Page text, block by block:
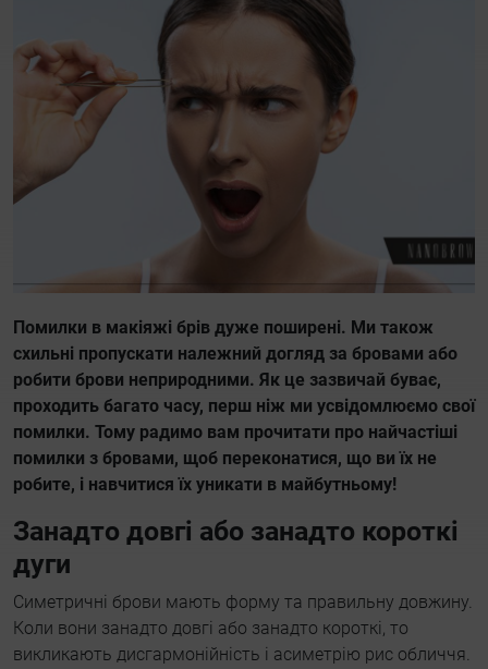
Помилки в макіяжі брів дуже поширені. Ми також
схильні пропускати належний догляд за бровами або
робити брови неприродними. Як це зазвичай буває,
проходить багато часу, перш ніж ми усвідомлюємо свої
помилки. Тому радимо вам прочитати про найчастіші
помилки з бровами, щоб переконатися, що ви їх не
робите, і навчитися їх уникати в майбутньому!
Занадто довгі або занадто короткі
дуги
Симетричні брови мають форму та правильну довжину.
Коли вони занадто довгі або занадто короткі, то
викликають дисгармонійність і асиметрію рис обличчя.